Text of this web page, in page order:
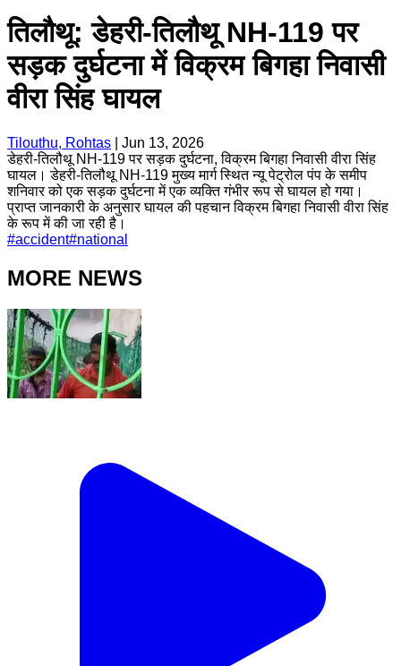
तिलौथू: डेहरी-तिलौथू NH-119 पर
सड़क दुर्घटना में विक्रम बिगहा निवासी
वीरा सिंह घायल
Tilouthu, Rohtas
Jun 13, 2026
डेहरी-तिलौथू NH-119 पर सड़क दुर्घटना, विक्रम बिगहा निवासी वीरा सिंह
घायल। डेहरी-तिलौथू NH-119 मुख्य मार्ग स्थित न्यू पेट्रोल पंप के समीप
शनिवार को एक सड़क दुर्घटना में एक व्यक्ति गंभीर रूप से घायल हो गया।
प्राप्त जानकारी के अनुसार घायल की पहचान विक्रम बिगहा निवासी वीरा सिंह
के रूप में की जा रही है।
#accident#national
MORE NEWS